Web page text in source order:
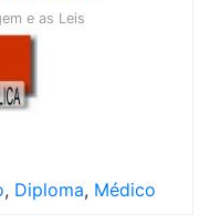
e as Leis
, Diploma, Médico